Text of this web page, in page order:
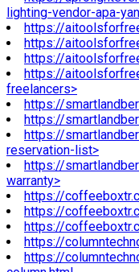
lighting-vendor-apa-
https://
https://
https://
https://
freelancers>
https://
https://
https://
reservation-list>
https://
warranty>
https://
https://
https://
https://
https://